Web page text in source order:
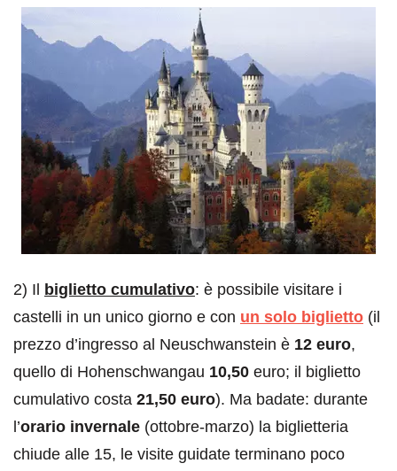
2) Il biglietto cumulativo: è possibile visitare i
castelli in un unico giorno e con un solo biglietto (il
prezzo d’ingresso al Neuschwanstein è 12 euro,
quello di Hohenschwangau 10,50 euro; il biglietto
cumulativo costa 21,50 euro). Ma badate: durante
l’orario invernale (ottobre-marzo) la biglietteria
chiude alle 15, le visite guidate terminano poco